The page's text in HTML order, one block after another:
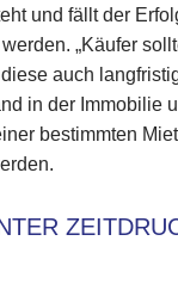
und fällt der
„Käufer
auch
in der Immobilie
bestimmten